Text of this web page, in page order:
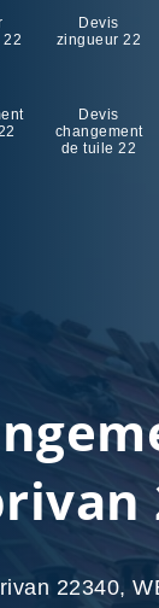
22
Devis
zingueur 22
Devis
changement
de tuile 22
22340,